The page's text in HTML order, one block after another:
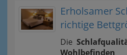
Erholsamer
richtige
Die